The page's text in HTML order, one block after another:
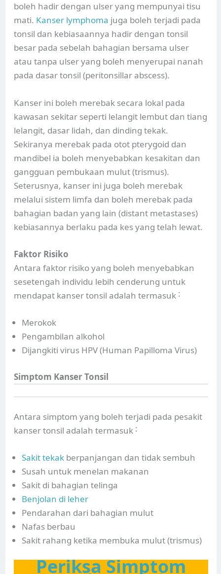
boleh hadir dengan ulser yang mempunyai tisu
mati. Kanser lymphoma juga boleh terjadi pada
tonsil dan kebiasaannya hadir dengan tonsil
besar pada sebelah bahagian bersama ulser
atau tanpa ulser yang boleh menyerupai nanah
pada dasar tonsil (peritonsillar abscess).
Kanser ini boleh merebak secara lokal pada
kawasan sekitar seperti lelangit lembut dan tiang
lelangit, dasar lidah, dan dinding tekak.
Sekiranya merebak pada otot pterygoid dan
mandibel ia boleh menyebabkan kesakitan dan
gangguan pembukaan mulut (trismus).
Seterusnya, kanser ini juga boleh merebak
melalui sistem limfa dan boleh merebak pada
bahagian badan yang lain (distant metastases)
kebiasannya berlaku pada kes yang telah lewat.
Faktor Risiko
Antara faktor risiko yang boleh menyebabkan
sesetengah individu lebih cenderung untuk
mendapat kanser tonsil adalah termasuk ˸
Merokok
Pengambilan alkohol
Dijangkiti virus HPV (Human Papilloma Virus)
Simptom Kanser Tonsil
Antara simptom yang boleh terjadi pada pesakit
kanser tonsil adalah termasuk ˸
Sakit tekak berpanjangan dan tidak sembuh
Susah untuk menelan makanan
Sakit di bahagian telinga
Benjolan di leher
Pendarahan dari bahagian mulut
Nafas berbau
Sakit rahang ketika membuka mulut (trismus)
Periksa Simptom